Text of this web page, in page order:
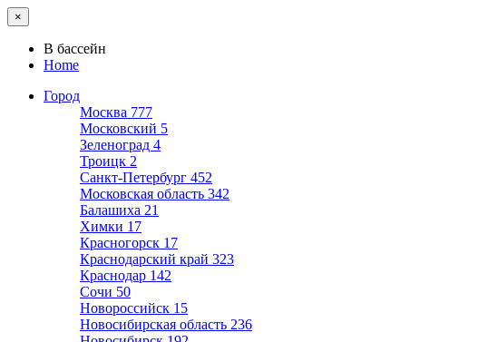
×
В бассейн
Home
Город
Москва 777
Московский 5
Зеленоград 4
Троицк 2
Санкт-Петербург 452
Московская область 342
Балашиха 21
Химки 17
Красногорск 17
Краснодарский край 323
Краснодар 142
Сочи 50
Новороссийск 15
Новосибирская область 236